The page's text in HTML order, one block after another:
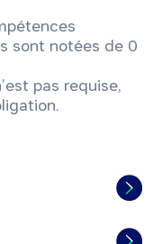
sont notées de 0
pas requise,